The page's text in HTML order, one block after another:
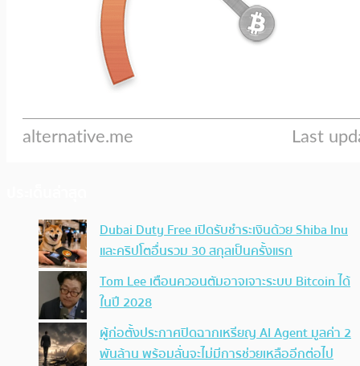
Dubai Duty Free เปิดรับชำระเงินด้วย Shiba Inu
และคริปโตอื่นรวม 30 สกุลเป็นครั้งแรก
Tom Lee เตือนควอนตัมอาจเจาะระบบ Bitcoin ได้
ในปี 2028
ผู้ก่อตั้งประกาศปิดฉากเหรียญ AI Agent มูลค่า 2
พันล้าน พร้อมลั่นจะไม่มีการช่วยเหลืออีกต่อไป